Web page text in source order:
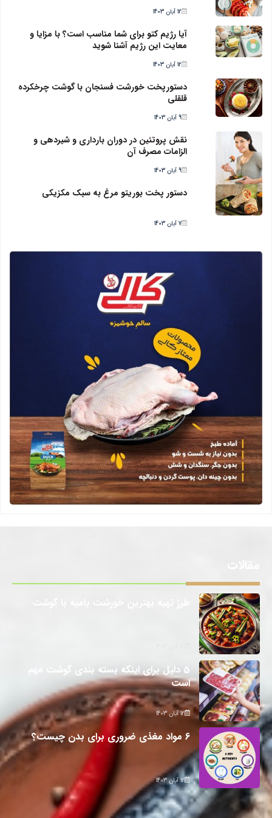
12 آبان 1403
آیا رژیم کتو برای شما مناسب است؟ با مزایا و
معایت این رژیم آشنا شوید
12 آبان 1403
دستورپخت خورشت فسنجان با گوشت چرخکرده
قلقلی
9 آبان 1403
نقش پروتئین در دوران بارداری و شیردهی و
الزامات مصرف آن
9 آبان 1403
دستور پخت بوریتو مرغ به سبک مکزیکی
7 آبان 1403
5 دلیل برای اینکه بسته بندی گوشت مهم
است
12 آبان 1403
6 مواد مغذی ضروری برای بدن چیست؟
12 آبان 1403